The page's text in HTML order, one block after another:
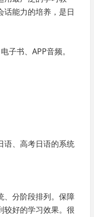
话能力的培养，是日
子书、APP音频。
语、高考日语的系统
、分阶段排列。保障
较好的学习效果。很